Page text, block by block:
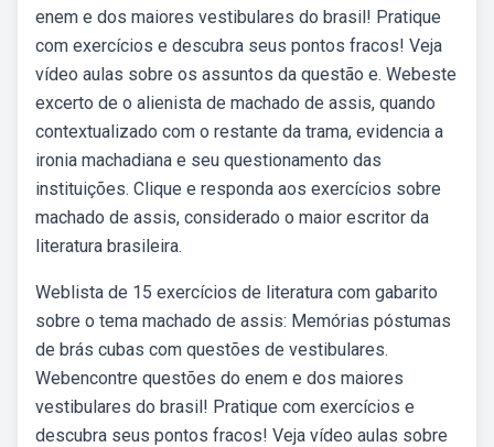
enem e dos maiores vestibulares do brasil! Pratique
com exercícios e descubra seus pontos fracos! Veja
vídeo aulas sobre os assuntos da questão e. Webeste
excerto de o alienista de machado de assis, quando
contextualizado com o restante da trama, evidencia a
ironia machadiana e seu questionamento das
instituições. Clique e responda aos exercícios sobre
machado de assis, considerado o maior escritor da
literatura brasileira.
Weblista de 15 exercícios de literatura com gabarito
sobre o tema machado de assis: Memórias póstumas
de brás cubas com questões de vestibulares.
Webencontre questões do enem e dos maiores
vestibulares do brasil! Pratique com exercícios e
descubra seus pontos fracos! Veja vídeo aulas sobre